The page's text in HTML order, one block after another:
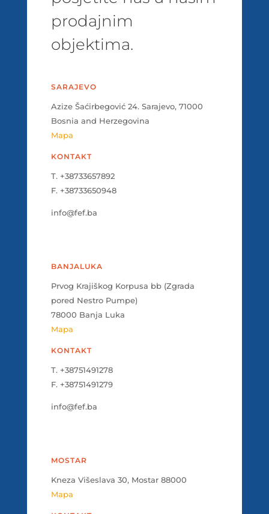
prodajnim
objektima.
SARAJEVO
Azize Šaćirbegović 24. Sarajevo, 71000
Bosnia and Herzegovina
Mapa
KONTAKT
T. +38733657892
F. +38733650948
info@fef.ba
BANJALUKA
Prvog Krajiškog Korpusa bb (Zgrada
pored Nestro Pumpe)
78000 Banja Luka
Mapa
KONTAKT
T. +38751491278
F. +38751491279
info@fef.ba
MOSTAR
Kneza Višeslava 30, Mostar 88000
Mapa